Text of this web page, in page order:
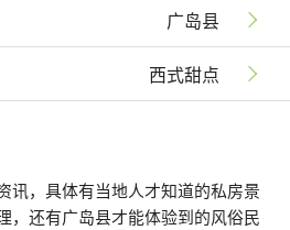
广岛县
西式甜点
讯，具体有当地人才知道的私房景
，还有广岛县才能体验到的风俗民